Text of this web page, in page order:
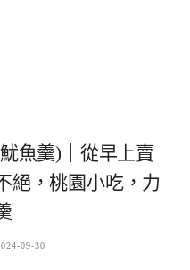
魚羹)｜從早上賣
絕，桃園小吃，力
09-30